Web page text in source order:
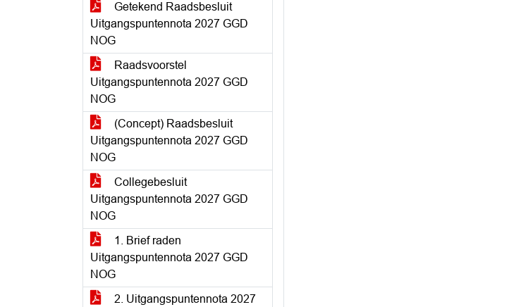
Getekend Raadsbesluit
Uitgangspuntennota 2027 GGD
NOG
Raadsvoorstel
Uitgangspuntennota 2027 GGD
NOG
(Concept) Raadsbesluit
Uitgangspuntennota 2027 GGD
NOG
Collegebesluit
Uitgangspuntennota 2027 GGD
NOG
1. Brief raden
Uitgangspuntennota 2027 GGD
NOG
2. Uitgangspuntennota 2027